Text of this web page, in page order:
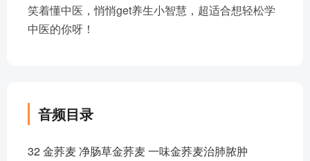
笑着懂中医，悄悄get养生小智慧，超适合想轻松学
中医的你呀！
音频目录
32 金荞麦 净肠草金荞麦 一味金荞麦治肺脓肿